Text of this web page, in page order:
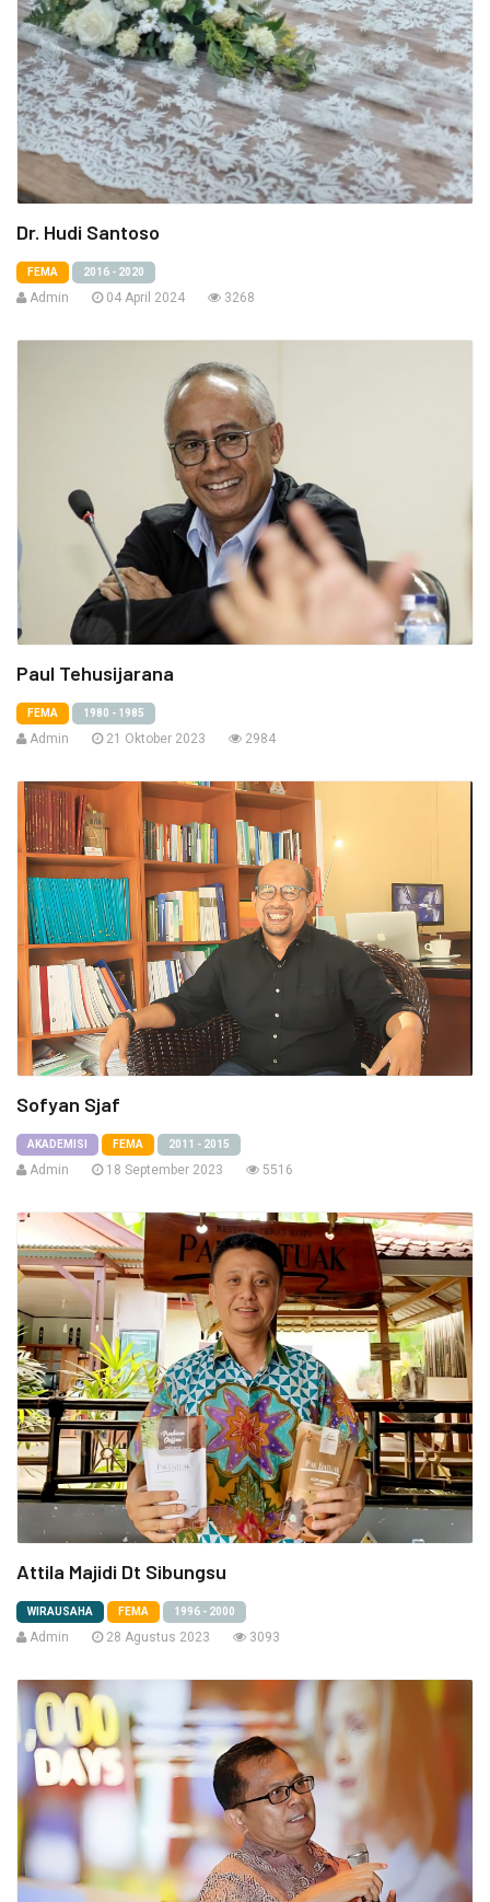
Dr. Hudi Santoso
FEMA 2016 - 2020
Admin 04 April 2024 3268
Paul Tehusijarana
FEMA 1980 - 1985
Admin 21 Oktober 2023 2984
Sofyan Sjaf
AKADEMISI FEMA 2011 - 2015
Admin 18 September 2023 5516
Attila Majidi Dt Sibungsu
WIRAUSAHA FEMA 1996 - 2000
Admin 28 Agustus 2023 3093